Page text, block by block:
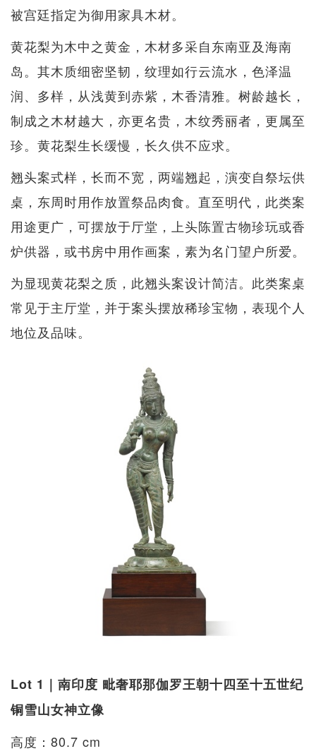
被宫廷指定为御用家具木材。
黄花梨为木中之黄金，木材多采自东南亚及海南
岛。其木质细密坚韧，纹理如行云流水，色泽温
润、多样，从浅黄到赤紫，木香清雅。树龄越长，
制成之木材越大，亦更名贵，木纹秀丽者，更属至
珍。黄花梨生长缓慢，长久供不应求。
翘头案式样，长而不宽，两端翘起，演变自祭坛供
桌，东周时用作放置祭品肉食。直至明代，此类案
用途更广，可摆放于厅堂，上头陈置古物珍玩或香
炉供器，或书房中用作画案，素为名门望户所爱。
为显现黄花梨之质，此翘头案设计简洁。此类案桌
常见于主厅堂，并于案头摆放稀珍宝物，表现个人
地位及品味。
Lot 1｜南印度 毗奢耶那伽罗王朝十四至十五世纪
铜雪山女神立像
高度：80.7 cm